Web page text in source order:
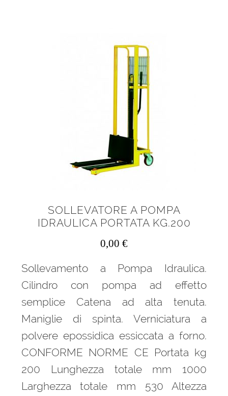
SOLLEVATORE A POMPA
IDRAULICA PORTATA KG.200
0,00 €
Sollevamento a Pompa Idraulica.
Cilindro con pompa ad effetto
semplice Catena ad alta tenuta.
Maniglie di spinta. Verniciatura a
polvere epossidica essiccata a forno.
CONFORME NORME CE Portata kg
200 Lunghezza totale mm 1000
Larghezza totale mm 530 Altezza